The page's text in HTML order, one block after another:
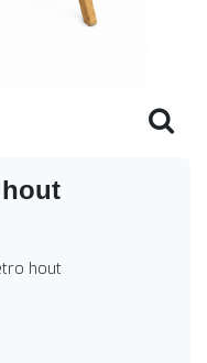
hout